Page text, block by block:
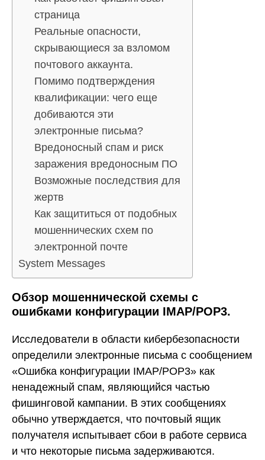
страница
Реальные опасности,
скрывающиеся за взломом
почтового аккаунта.
Помимо подтверждения
квалификации: чего еще
добиваются эти
электронные письма?
Вредоносный спам и риск
заражения вредоносным ПО
Возможные последствия для
жертв
Как защититься от подобных
мошеннических схем по
электронной почте
System Messages
Обзор мошеннической схемы с
ошибками конфигурации IMAP/POP3.
Исследователи в области кибербезопасности
определили электронные письма с сообщением
«Ошибка конфигурации IMAP/POP3» как
ненадежный спам, являющийся частью
фишинговой кампании. В этих сообщениях
обычно утверждается, что почтовый ящик
получателя испытывает сбои в работе сервиса
и что некоторые письма задерживаются.